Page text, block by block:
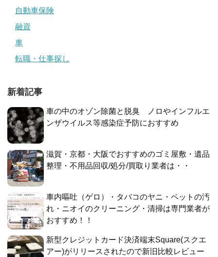
自動車保険
融資
車
転職・仕事探し
新着記事
車の中のオゾン除菌と脱臭 ノロやインフルエ
ンザウイルス等感染症予防におすすめ
滋賀・京都・大阪でおすすめのゴミ屋敷・遺品
整理・不用品回収/処分/買取り業者は・・
車内嘔吐（ゲロ）・タバコのヤニ・ペットの汚
れ・ニオイのクリーニング・清掃は専門業者が
おすすめ！！
新型クレジットカード決済端末Square(スクエ
アー)がリリースされたので新旧比較レビュー